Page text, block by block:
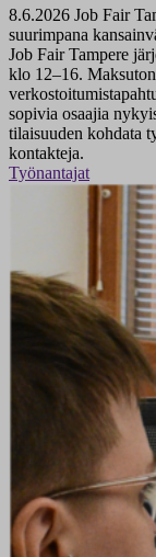
8.6.2026 Job Fair
suurimpana
Job Fair Tampere
klo 12–16.
sopivia osaajia
tilaisuuden kohdata
kontakteja.
Työnantajat